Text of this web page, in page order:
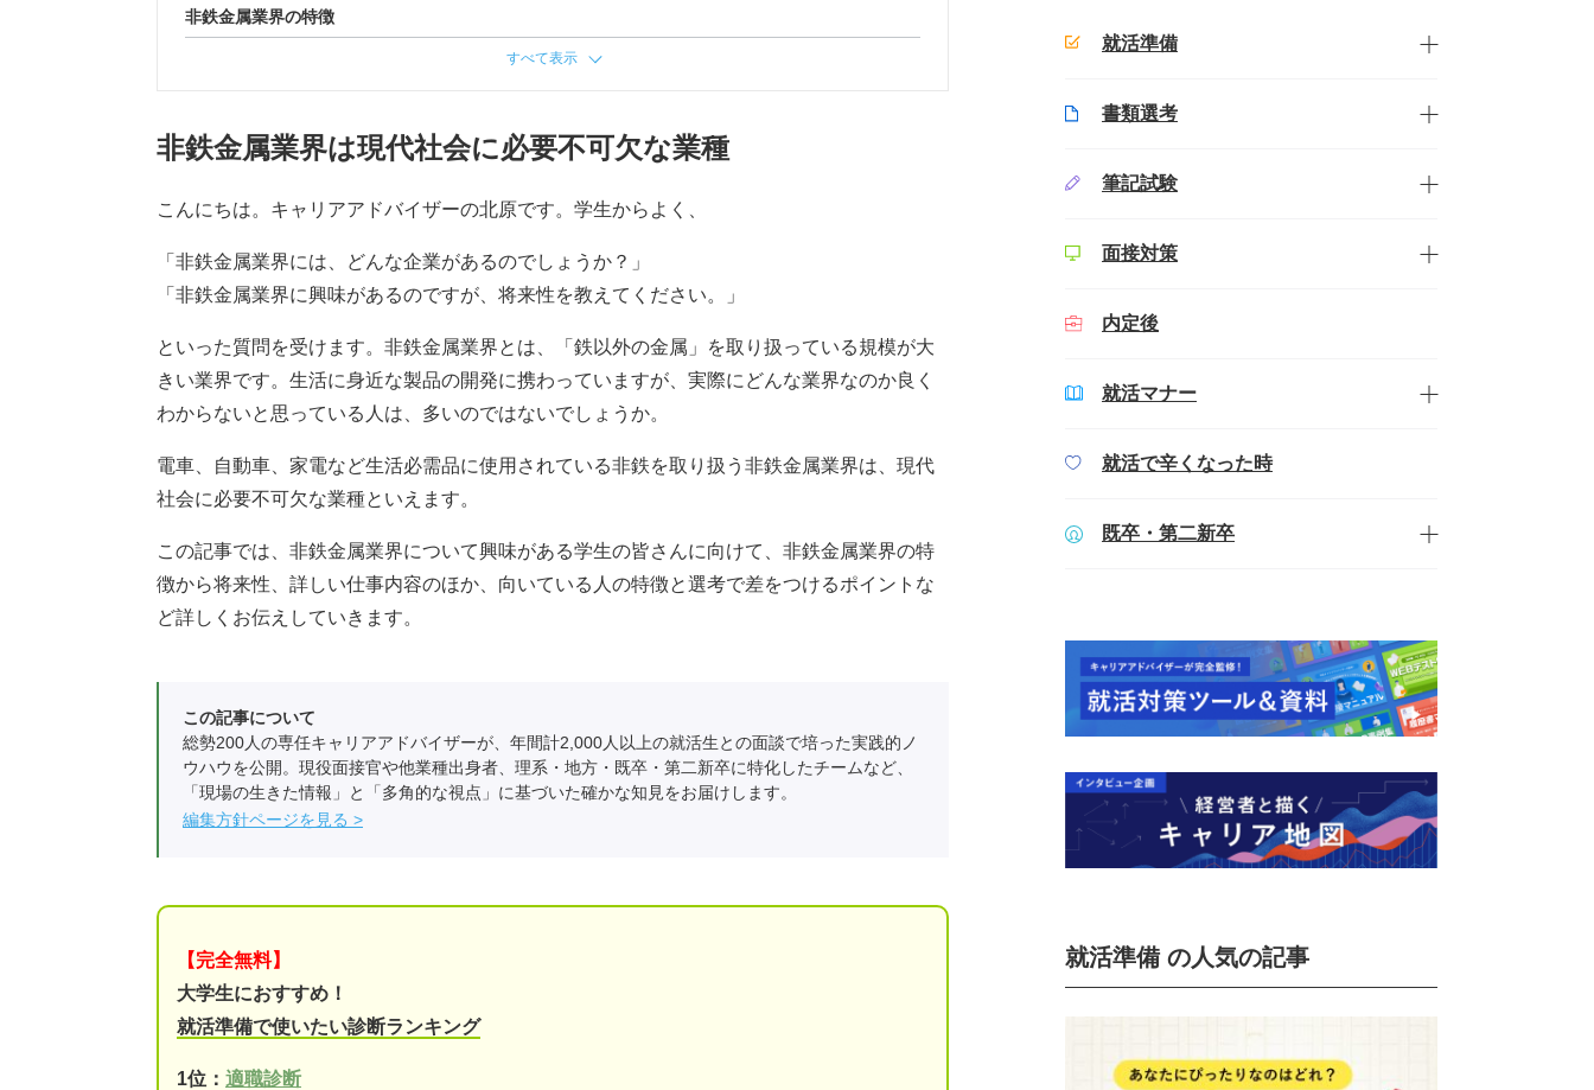
非鉄金属業界の特徴
すべて表示
非鉄金属業界は現代社会に必要不可欠な業種
こんにちは。キャリアアドバイザーの北原です。学生からよく、
「非鉄金属業界には、どんな企業があるのでしょうか？」
「非鉄金属業界に興味があるのですが、将来性を教えてください。」
といった質問を受けます。非鉄金属業界とは、「鉄以外の金属」を取り扱っている規模が大
きい業界です。生活に身近な製品の開発に携わっていますが、実際にどんな業界なのか良く
わからないと思っている人は、多いのではないでしょうか。
電車、自動車、家電など生活必需品に使用されている非鉄を取り扱う非鉄金属業界は、現代
社会に必要不可欠な業種といえます。
この記事では、非鉄金属業界について興味がある学生の皆さんに向けて、非鉄金属業界の特
徴から将来性、詳しい仕事内容のほか、向いている人の特徴と選考で差をつけるポイントな
ど詳しくお伝えしていきます。
この記事について
総勢200人の専任キャリアアドバイザーが、年間計2,000人以上の就活生との面談で培った実践的ノ
ウハウを公開。現役面接官や他業種出身者、理系・地方・既卒・第二新卒に特化したチームなど、
「現場の生きた情報」と「多角的な視点」に基づいた確かな知見をお届けします。
編集方針ページを見る
【完全無料】
大学生におすすめ！
就活準備で使いたい診断ランキング
1位： 適職診断
就活準備
書類選考
筆記試験
面接対策
内定後
就活マナー
就活で辛くなった時
既卒・第二新卒
就活準備 の人気の記事